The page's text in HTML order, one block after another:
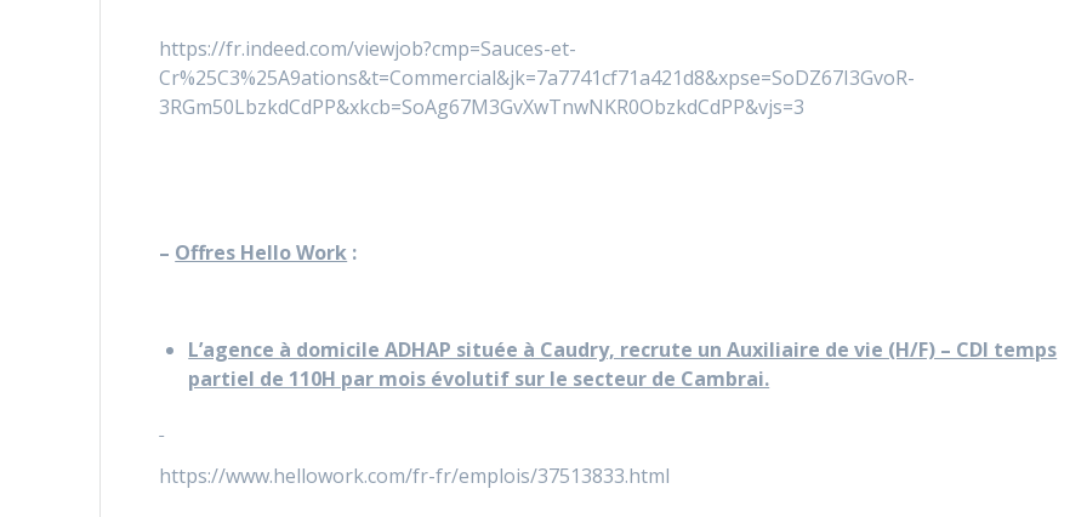
https://fr.indeed.com/viewjob?cmp=Sauces-et-
Cr%25C3%25A9ations&t=Commercial&jk=7a7741cf71a421d8&xpse=SoDZ67I3GvoR-
3RGm50LbzkdCdPP&xkcb=SoAg67M3GvXwTnwNKR0ObzkdCdPP&vjs=3
– Offres Hello Work :
L’agence à domicile ADHAP située à Caudry, recrute un Auxiliaire de vie (H/F) – CDI temps
partiel de 110H par mois évolutif sur le secteur de Cambrai.
https://www.hellowork.com/fr-fr/emplois/37513833.html